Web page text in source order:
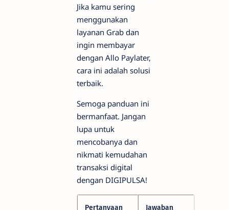
Jika kamu sering
menggunakan
layanan Grab dan
ingin membayar
dengan Allo Paylater,
cara ini adalah solusi
terbaik.
Semoga panduan ini
bermanfaat. Jangan
lupa untuk
mencobanya dan
nikmati kemudahan
transaksi digital
dengan DIGIPULSA!
Pertanyaan Jawaban